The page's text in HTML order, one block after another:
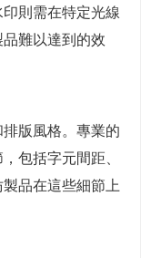
則需在特定光線
難以達到的效
版風格。專業的
包括字元間距、
品在這些細節上